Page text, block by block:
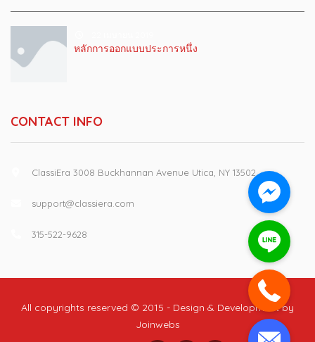
หลักการออกแบบประการหนึ่ง
CONTACT INFO
ClassiEra 3008 Buckhannan Avenue Utica, NY 13502
support@classiera.com
315-522-9628
All copyrights reserved © 2015 - Design & Development by
Joinwebs